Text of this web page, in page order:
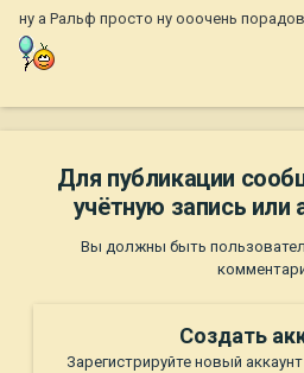
ну а Ральф просто ну ооочень
Для публикации
учётную запись или
Вы должны быть
Создать
Зарегистрируйте новый